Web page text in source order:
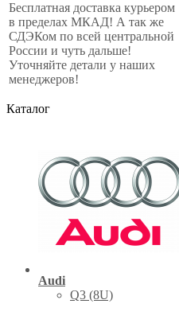
Бесплатная доставка курьером
в пределах МКАД! А так же
СДЭКом по всей центральной
России и чуть дальше!
Уточняйте детали у наших
менеджеров!
Каталог
Audi
Q3 (8U)